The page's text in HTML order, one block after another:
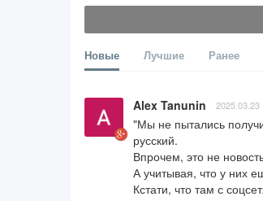
Новые Лучшие Ранее
Alex Tanunin 2025.03.23
"Мы не пытались
русский.
Впрочем, это не
А учитывая, что у них
Кстати, что там с